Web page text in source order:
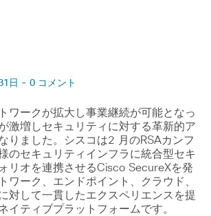
日 - 0 コメント
ワークが拡大し事業継続が可能となっ
激増しセキュリティに対する革新的ア
りました。シスコは2 月のRSAカンフ
のセキュリティインフラに統合型セキ
リオを連携させるCisco SecureXを発
ワーク、エンドポイント、クラウド、
対して一貫したエクスペリエンスを提
イティブプラットフォームです。